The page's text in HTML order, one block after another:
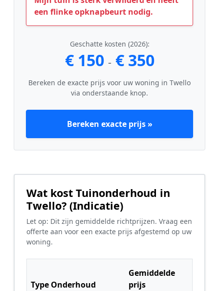
een flinke opknapbeurt nodig.
Geschatte kosten (2026):
€ 150 - € 350
Bereken de exacte prijs voor uw woning in Twello
via onderstaande knop.
Bereken exacte prijs »
Wat kost Tuinonderhoud in
Twello? (Indicatie)
Let op: Dit zijn gemiddelde richtprijzen. Vraag een
offerte aan voor een exacte prijs afgestemd op uw
woning.
Type Onderhoud
Gemiddelde
prijs